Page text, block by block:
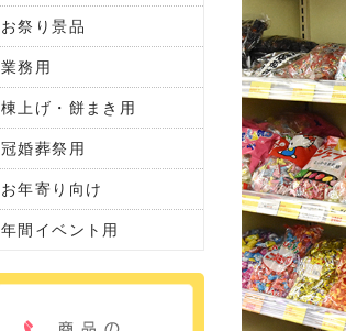
お祭り景品
業務用
棟上げ・餅まき用
冠婚葬祭用
お年寄り向け
年間イベント用